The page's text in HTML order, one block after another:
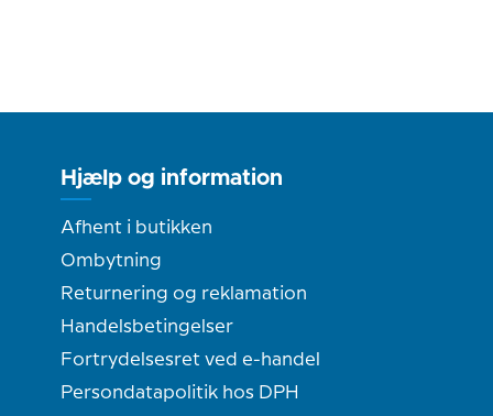
Hjælp og information
Afhent i butikken
Ombytning
Returnering og reklamation
Handelsbetingelser
Fortrydelsesret ved e-handel
Persondatapolitik hos DPH